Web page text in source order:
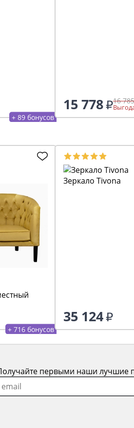
+ 89 бонусов
15 778 16 785
+ 716 бонусов
Зеркало Tivona
35 124
первыми наши лучшие